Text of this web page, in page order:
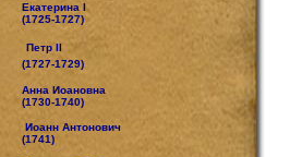
Екатерина I
(1725-1727)
Петр II
(1727-1729)
Анна Иоановна
(1730-1740)
Иоанн Антонович
(1741)